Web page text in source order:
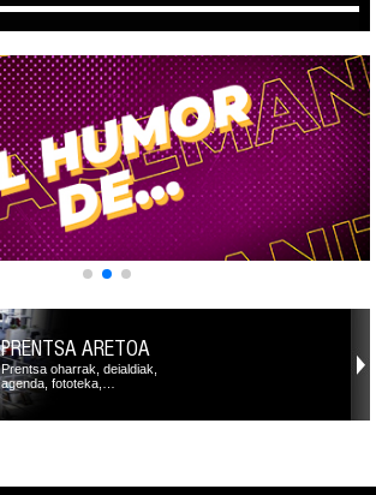
PRENTSA ARETOA
Prentsa oharrak, deialdiak,
agenda, fototeka,…